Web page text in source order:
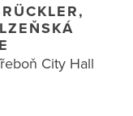
City Hall